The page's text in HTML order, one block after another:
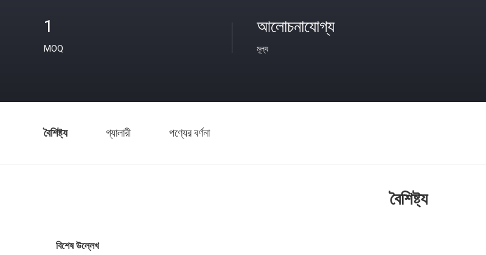
1
MOQ
আলোচনাযোগ্য
মূল্য
বৈশিষ্ট্য গ্যালারী পণ্যের বর্ণনা
বৈশিষ্ট্য
বিশেষ উল্লেখ